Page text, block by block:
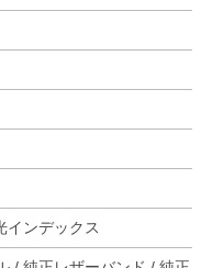
インデックス